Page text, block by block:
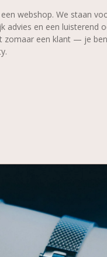
webshop. We staan
advies en een luisterend
zomaar een klant — je